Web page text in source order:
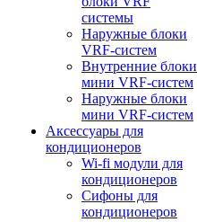
системы
Наружные блоки
VRF-систем
Внутренние блоки
мини VRF-систем
Наружные блоки
мини VRF-систем
Аксессуары для
кондиционеров
Wi-fi модули для
кондиционеров
Сифоны для
кондиционеров